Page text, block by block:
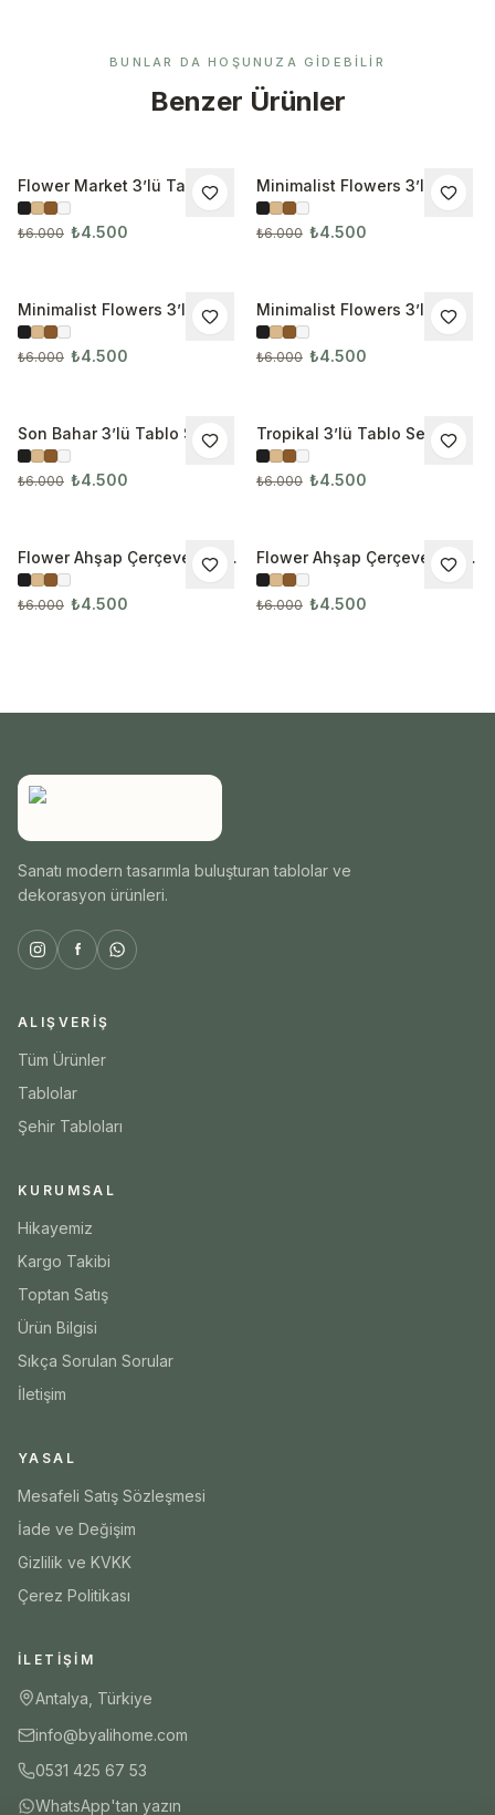
BUNLAR DA HOŞUNUZA GIDEBILIR
Benzer Ürünler
İNDIRIM
Flower Market 3’lü Tablo
Seti
₺6.000 ₺4.500
İNDIRIM
Minimalist Flowers 3’lü
Tablo Seti 3297
₺6.000 ₺4.500
İNDIRIM
Minimalist Flowers 3’lü
Tablo Seti 3298
₺6.000 ₺4.500
İNDIRIM
Minimalist Flowers 3’lü
Tablo Seti 3299
₺6.000 ₺4.500
İNDIRIM
Son Bahar 3’lü Tablo Seti
₺6.000 ₺4.500
İNDIRIM
Tropikal 3’lü Tablo Seti
₺6.000 ₺4.500
İNDIRIM
Flower Ahşap Çerçeveli 3’lü
Tablo Seti 3334
₺6.000 ₺4.500
İNDIRIM
Flower Ahşap Çerçeveli 3’lü
Tablo Seti 3335
₺6.000 ₺4.500
Sanatı modern tasarımla buluşturan tablolar ve
dekorasyon ürünleri.
ALIŞVERIŞ
Tüm Ürünler
Tablolar
Şehir Tabloları
KURUMSAL
Hikayemiz
Kargo Takibi
Toptan Satış
Ürün Bilgisi
Sıkça Sorulan Sorular
İletişim
YASAL
Mesafeli Satış Sözleşmesi
İade ve Değişim
Gizlilik ve KVKK
Çerez Politikası
İLETIŞIM
Antalya, Türkiye
info@byalihome.com
0531 425 67 53
WhatsApp'tan yazın